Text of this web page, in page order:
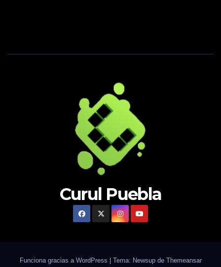
Curul Puebla
Funciona gracias a WordPress Tema: Newsup de Themeansar